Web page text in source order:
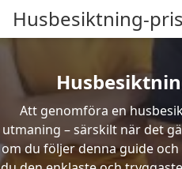
Husbesiktning-
Att genomföra en
utmaning – särskilt när det
om du följer denna guide